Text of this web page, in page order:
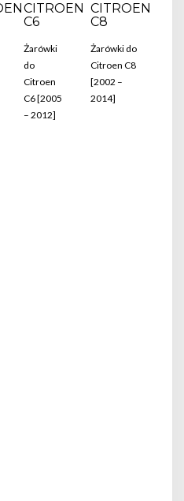
CITROEN
C6
Żarówki
do
Citroen
C6 [2005
– 2012]
CITROEN
C8
Żarówki do
Citroen C8
[2002 –
2014]